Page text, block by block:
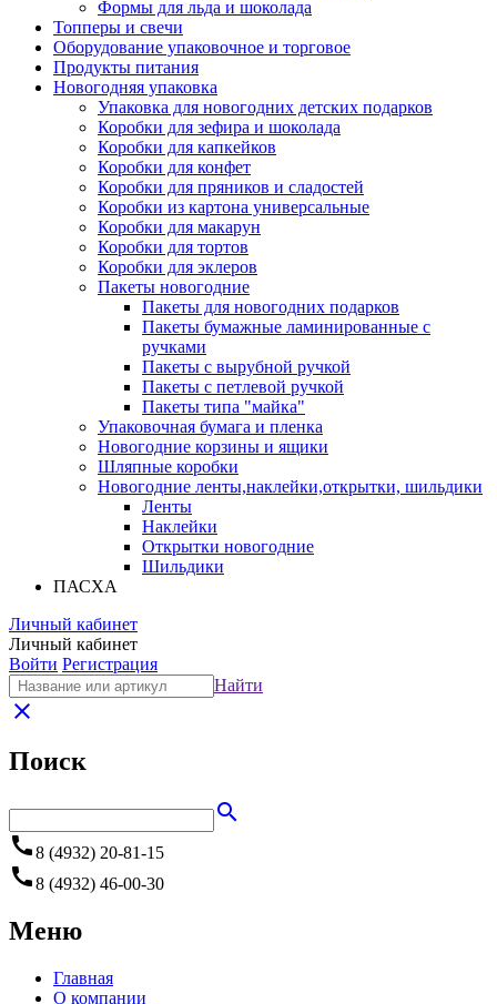
Формы для льда и шоколада
Топперы и свечи
Оборудование упаковочное и торговое
Продукты питания
Новогодняя упаковка
Упаковка для новогодних детских подарков
Коробки для зефира и шоколада
Коробки для капкейков
Коробки для конфет
Коробки для пряников и сладостей
Коробки из картона универсальные
Коробки для макарун
Коробки для тортов
Коробки для эклеров
Пакеты новогодние
Пакеты для новогодних подарков
Пакеты бумажные ламинированные с
ручками
Пакеты с вырубной ручкой
Пакеты с петлевой ручкой
Пакеты типа "майка"
Упаковочная бумага и пленка
Новогодние корзины и ящики
Шляпные коробки
Новогодние ленты,наклейки,открытки, шильдики
Ленты
Наклейки
Открытки новогодние
Шильдики
ПАСХА
Личный кабинет
Личный кабинет
Войти Регистрация
Найти
close
Поиск
search
call8 (4932) 20-81-15
call8 (4932) 46-00-30
Меню
Главная
О компании